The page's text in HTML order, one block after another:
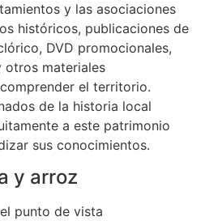
y las asociaciones
históricos, publicaciones de
DVD promocionales,
otros materiales
el territorio.
de la historia local
a este patrimonio
sus conocimientos.
y arroz
punto de vista